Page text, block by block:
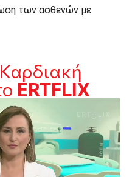
των ασθενών με
Καρδιακή
ERTFLIX